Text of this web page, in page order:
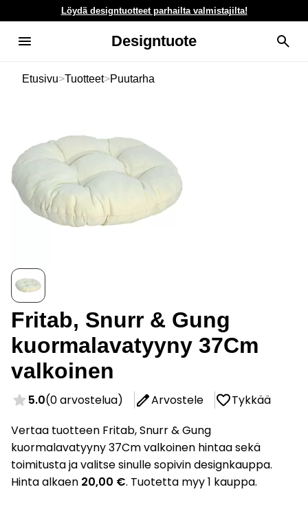
Löydä designtuotteet parhailta valmistajilta!
Designtuote
Etusivu>Tuotteet>Puutarha
Fritab, Snurr & Gung
kuormalavatyyny 37Cm
valkoinen
5.0(0 arvostelua) Arvostele
Tykkää
Vertaa tuotteen Fritab, Snurr & Gung
kuormalavatyyny 37Cm valkoinen hintaa sekä
toimitusta ja valitse sinulle sopivin designkauppa.
Hinta alkaen 20,00 €. Tuotetta myy 1 kauppa.